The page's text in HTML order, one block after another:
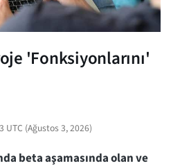
'Fonksiyonlarını'
UTC (Ağustos 3, 2026)
beta aşamasında olan ve